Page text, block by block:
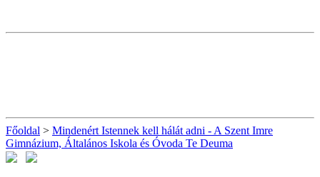
Főoldal > Mindenért Istennek kell hálát adni - A Szent Imre
Gimnázium, Általános Iskola és Óvoda Te Deuma